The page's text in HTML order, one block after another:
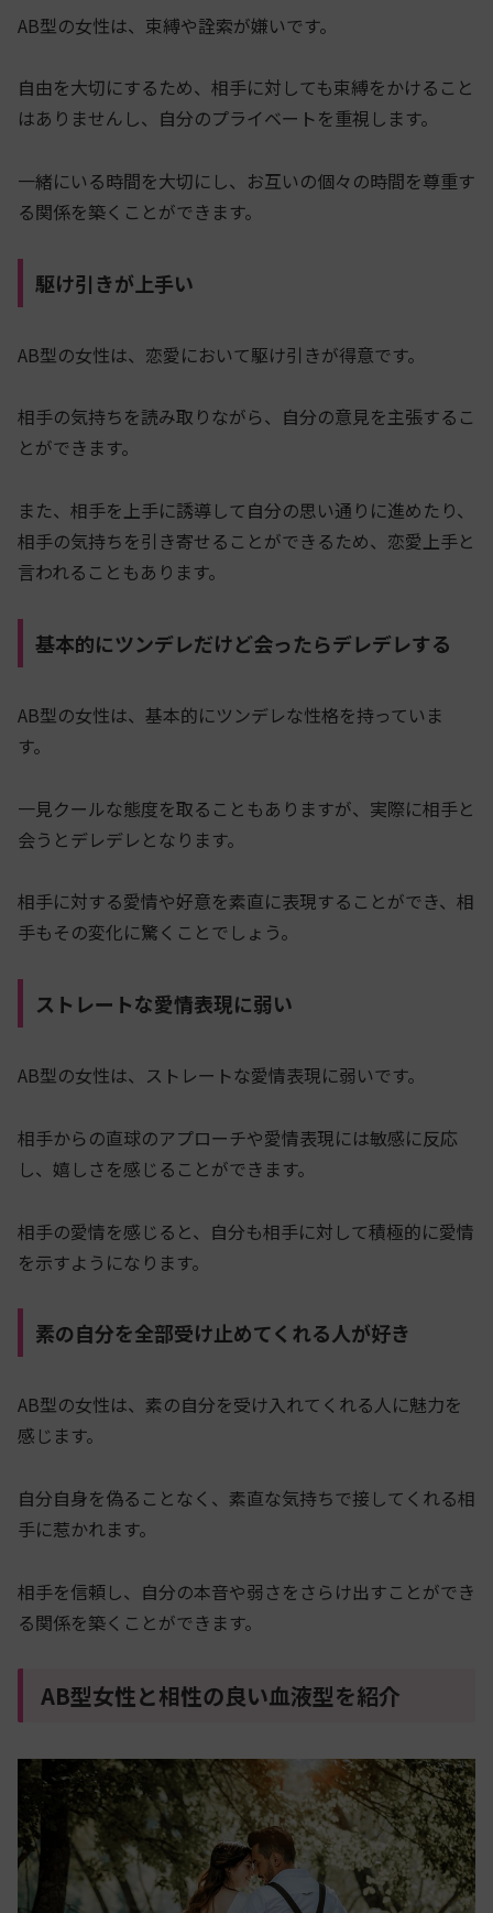
AB型の女性は、束縛や詮索が嫌いです。
自由を大切にするため、相手に対しても束縛をかけること
はありませんし、自分のプライベートを重視します。
一緒にいる時間を大切にし、お互いの個々の時間を尊重す
る関係を築くことができます。
駆け引きが上手い
AB型の女性は、恋愛において駆け引きが得意です。
相手の気持ちを読み取りながら、自分の意見を主張するこ
とができます。
また、相手を上手に誘導して自分の思い通りに進めたり、
相手の気持ちを引き寄せることができるため、恋愛上手と
言われることもあります。
基本的にツンデレだけど会ったらデレデレする
AB型の女性は、基本的にツンデレな性格を持っていま
す。
一見クールな態度を取ることもありますが、実際に相手と
会うとデレデレとなります。
相手に対する愛情や好意を素直に表現することができ、相
手もその変化に驚くことでしょう。
ストレートな愛情表現に弱い
AB型の女性は、ストレートな愛情表現に弱いです。
相手からの直球のアプローチや愛情表現には敏感に反応
し、嬉しさを感じることができます。
相手の愛情を感じると、自分も相手に対して積極的に愛情
を示すようになります。
素の自分を全部受け止めてくれる人が好き
AB型の女性は、素の自分を受け入れてくれる人に魅力を
感じます。
自分自身を偽ることなく、素直な気持ちで接してくれる相
手に惹かれます。
相手を信頼し、自分の本音や弱さをさらけ出すことができ
る関係を築くことができます。
AB型女性と相性の良い血液型を紹介